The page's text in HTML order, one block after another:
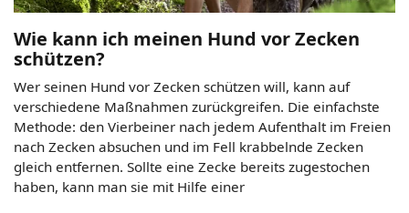
Wie kann ich meinen Hund vor Zecken
schützen?
Wer seinen Hund vor Zecken schützen will, kann auf
verschiedene Maßnahmen zurückgreifen. Die einfachste
Methode: den Vierbeiner nach jedem Aufenthalt im Freien
nach Zecken absuchen und im Fell krabbelnde Zecken
gleich entfernen. Sollte eine Zecke bereits zugestochen
haben, kann man sie mit Hilfe einer